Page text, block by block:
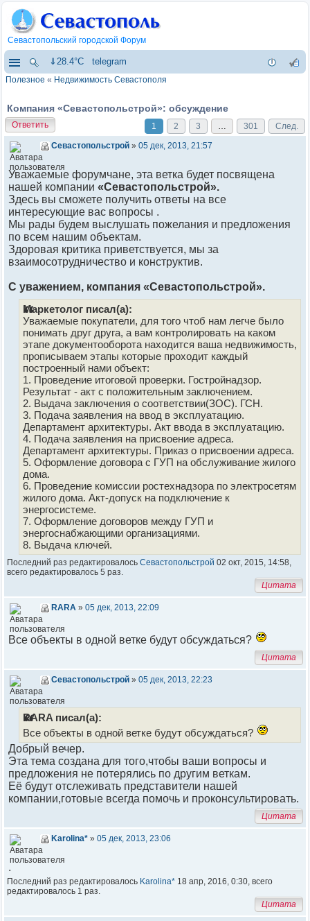
Севастопольский городской Форум
⇓28.4°C telegram
Полезное « Недвижимость Севастополя
Компания «Севастопольстрой»: обсуждение
Ответить 1 2 3 … 301 След.
Севастопольстрой » 05 дек, 2013, 21:57
Уважаемые форумчане, эта ветка будет посвящена
нашей компании «Севастопольстрой».
Здесь вы сможете получить ответы на все
интересующие вас вопросы .
Мы рады будем выслушать пожелания и предложения
по всем нашим объектам.
Здоровая критика приветствуется, мы за
взаимосотрудничество и конструктив.
С уважением, компания «Севастопольстрой».
Маркетолог писал(а):
Уважаемые покупатели, для того чтоб нам легче было
понимать друг друга, а вам контролировать на каком
этапе документооборота находится ваша недвижимость,
прописываем этапы которые проходит каждый
построенный нами объект:
1. Проведение итоговой проверки. Гостройнадзор.
Результат - акт с положительным заключением.
2. Выдача заключения о соответствии(ЗОС). ГСН.
3. Подача заявления на ввод в эксплуатацию.
Департамент архитектуры. Акт ввода в эксплуатацию.
4. Подача заявления на присвоение адреса.
Департамент архитектуры. Приказ о присвоении адреса.
5. Оформление договора с ГУП на обслуживание жилого
дома.
6. Проведение комиссии ростехнадзора по электросетям
жилого дома. Акт-допуск на подключение к
энергосистеме.
7. Оформление договоров между ГУП и
энергоснабжающими организациями.
8. Выдача ключей.
Последний раз редактировалось Севастопольстрой 02 окт, 2015, 14:58,
всего редактировалось 5 раз.
Цитата
RARA » 05 дек, 2013, 22:09
Все объекты в одной ветке будут обсуждаться?
Цитата
Севастопольстрой » 05 дек, 2013, 22:23
RARA писал(а):
Все объекты в одной ветке будут обсуждаться?
Добрый вечер.
Эта тема создана для того,чтобы ваши вопросы и
предложения не потерялись по другим веткам.
Её будут отслеживать представители нашей
компании,готовые всегда помочь и проконсультировать.
Цитата
Karolina* » 05 дек, 2013, 23:06
.
Последний раз редактировалось Karolina* 18 апр, 2016, 0:30, всего
редактировалось 1 раз.
Цитата